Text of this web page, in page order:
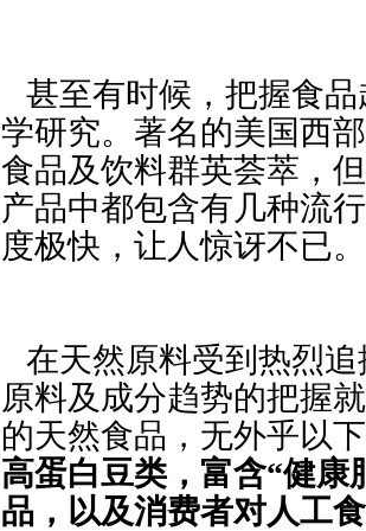
甚至有时候，把握食
学研究。著名的美国西
食品及饮料群英荟萃，
产品中都包含有几种流
度极快，让人惊讶不已。
在天然原料受到热烈
原料及成分趋势的把握
的天然食品，无外乎以
高蛋白豆类，富含“健康
品，以及消费者对人工